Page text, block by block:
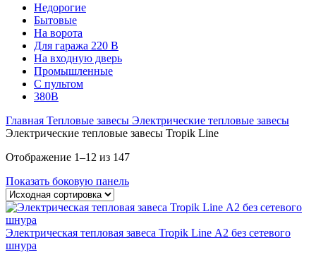
Недорогие
Бытовые
На ворота
Для гаража 220 В
На входную дверь
Промышленные
С пультом
380В
Главная Тепловые завесы Электрические тепловые завесы
Электрические тепловые завесы Tropik Line
Отображение 1–12 из 147
Показать боковую панель
Электрическая тепловая завеса Tropik Line А2 без сетевого
шнура